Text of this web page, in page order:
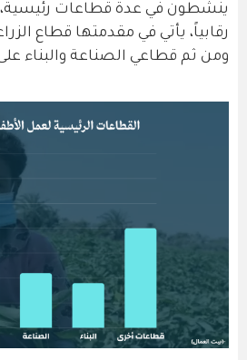
ينشطون في عدة قطاعات
رقابياً، يأتي في مقدمتها قطاع
ومن ثم قطاعي الصناعة والبناء على